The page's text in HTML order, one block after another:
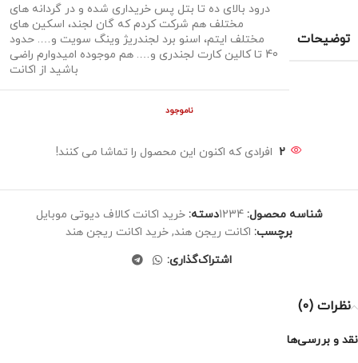
توضیحات
درود بالای ده تا بتل پس خریداری شده و در گردانه های
مختلف هم شرکت کردم که گان لجند، اسکین های
مختلف ایتم، اسنو برد لجندریژ وینگ سویت و…. حدود
40 تا کالین کارت لجندری و…. هم موجوده امیدوارم راضی
باشید از اکانت
ناموجود
2 افرادی که اکنون این محصول را تماشا می کنند!
شناسه محصول:1234دسته: خرید اکانت کالاف دیوتی موبایل
برچسب: اکانت ریجن هند, خرید اکانت ریجن هند
اشتراک‌گذاری:
نظرات (0)
نقد و بررسی‌ها